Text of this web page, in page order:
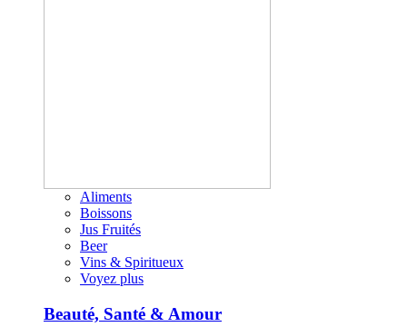
Aliments
Boissons
Jus Fruités
Beer
Vins & Spiritueux
Voyez plus
Beauté, Santé & Amour